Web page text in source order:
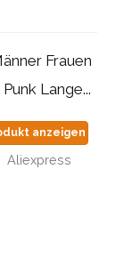
Frauen
Lange...
anzeigen
Aliexpress